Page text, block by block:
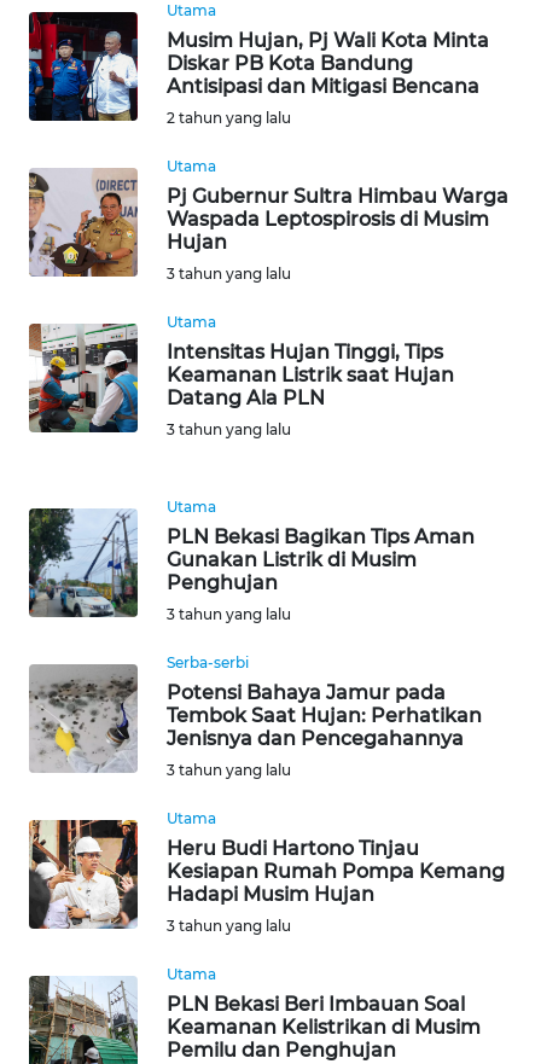
Utama
Musim Hujan, Pj Wali Kota Minta
Diskar PB Kota Bandung
Antisipasi dan Mitigasi Bencana
2 tahun yang lalu
Utama
Pj Gubernur Sultra Himbau Warga
Waspada Leptospirosis di Musim
Hujan
3 tahun yang lalu
Utama
Intensitas Hujan Tinggi, Tips
Keamanan Listrik saat Hujan
Datang Ala PLN
3 tahun yang lalu
Utama
PLN Bekasi Bagikan Tips Aman
Gunakan Listrik di Musim
Penghujan
3 tahun yang lalu
Serba-serbi
Potensi Bahaya Jamur pada
Tembok Saat Hujan: Perhatikan
Jenisnya dan Pencegahannya
3 tahun yang lalu
Utama
Heru Budi Hartono Tinjau
Kesiapan Rumah Pompa Kemang
Hadapi Musim Hujan
3 tahun yang lalu
Utama
PLN Bekasi Beri Imbauan Soal
Keamanan Kelistrikan di Musim
Pemilu dan Penghujan
WN
LABUHANBATU
WN
WN DELI
SERDANG
TEBING
TINGGI
WN
WN
KARAWANG
WN
WN
BOGOR
WN
TAPANULI
UTARA
WN
SAMOSIR